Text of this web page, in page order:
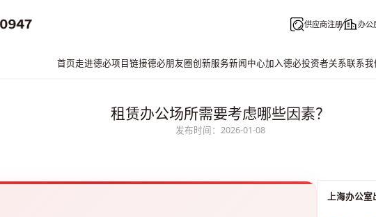
供应商注册 办公
首页走进德必项目链接德必朋友圈创新服务新闻中心加入德必投资者关系联系我
租赁办公场所需要考虑哪些因素？
发布时间：2026-01-08
上海办公室